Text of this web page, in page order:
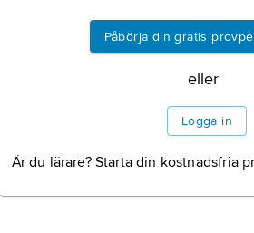
Påbörja din gratis
eller
Logga in
Är du lärare? Starta din kostnadsfria